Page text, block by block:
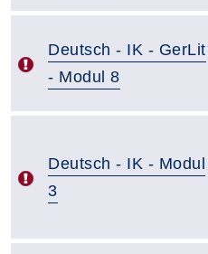
Deutsch - IK - GerLit
- Modul 8
Deutsch - IK - Modul
3